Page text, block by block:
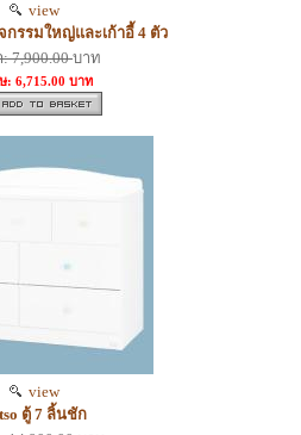
view
กรรมใหญ่และเก้าอี้ 4 ตัว
7,900.00บาท
: 6,715.00 บาท
view
ตู้ 7 ลิ้นชัก